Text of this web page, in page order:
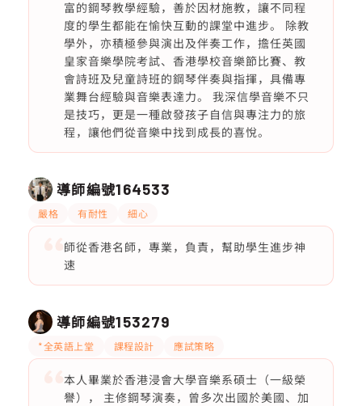
富的鋼琴教學經驗，善於因材施教，讓不同程
度的學生都能在愉快互動的課堂中進步。 除教
學外，亦積極參與演出及伴奏工作，擔任英國
皇家音樂學院考試、香港學校音樂節比賽、教
會詩班及兒童詩班的鋼琴伴奏與指揮，具備專
業舞台經驗與音樂表達力。 我深信學音樂不只
是技巧，更是一種啟發孩子自信與專注力的旅
程，讓他們從音樂中找到成長的喜悅。
導師編號164533
嚴格 有耐性 細心
師從香港名師，專業，負責，幫助學生進步神
速
導師編號153279
*全英語上堂 課程設計 應試策略
本人畢業於香港浸會大學音樂系碩士（一級榮
譽）， 主修鋼琴演奏，曾多次出國於美國、加